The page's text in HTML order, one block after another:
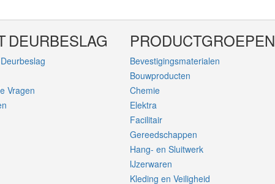
DEURBESLAG
Vragen
PRODUCTGROEPEN
Bevestigingsmaterialen
Bouwproducten
Chemie
Elektra
Facilitair
Gereedschappen
Hang- en Sluitwerk
IJzerwaren
Kleding en Veiligheid